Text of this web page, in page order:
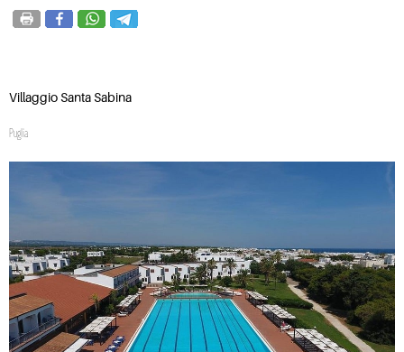
Villaggio Santa Sabina
Puglia